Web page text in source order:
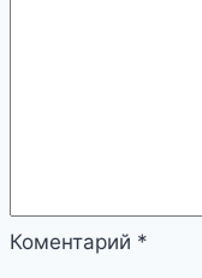
Коментарий *